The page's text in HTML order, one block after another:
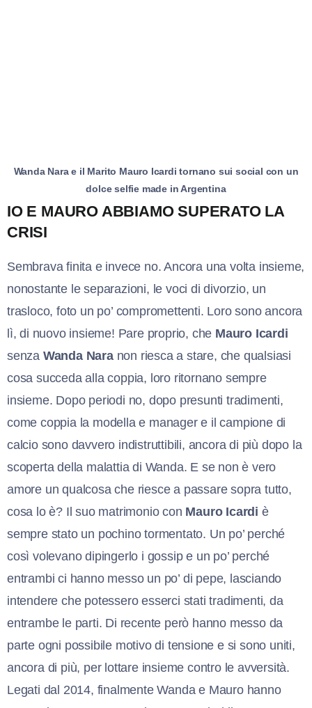
Wanda Nara e il Marito Mauro Icardi tornano sui social con un
dolce selfie made in Argentina
IO E MAURO ABBIAMO SUPERATO LA
CRISI
Sembrava finita e invece no. Ancora una volta insieme,
nonostante le separazioni, le voci di divorzio, un
trasloco, foto un po’ compromettenti. Loro sono ancora
lì, di nuovo insieme! Pare proprio, che Mauro Icardi
senza Wanda Naranon riesca a stare, che qualsiasi
cosa succeda alla coppia, loro ritornano sempre
insieme. Dopo periodi no, dopo presunti tradimenti,
come coppia la modella e manager e il campione di
calcio sono davvero indistruttibili, ancora di più dopo la
scoperta della malattia di Wanda. E se non è vero
amore un qualcosa che riesce a passare sopra tutto,
cosa lo è? Il suo matrimonio con Mauro Icardi è
sempre stato un pochino tormentato. Un po’ perché
così volevano dipingerlo i gossip e un po’ perché
entrambi ci hanno messo un po’ di pepe, lasciando
intendere che potessero esserci stati tradimenti, da
entrambe le parti. Di recente però hanno messo da
parte ogni possibile motivo di tensione e si sono uniti,
ancora di più, per lottare insieme contro le avversità.
Legati dal 2014, finalmente Wanda e Mauro hanno